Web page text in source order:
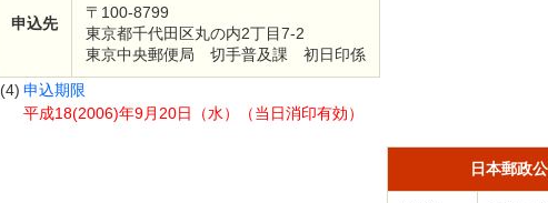
申込先
〒100-8799
東京都千代田区丸の内2丁目7-2
東京中央郵便局 切手普及課 初日印係
(4) 申込期限
平成18(2006)年9月20日（水）（当日消印有効）
日本郵政